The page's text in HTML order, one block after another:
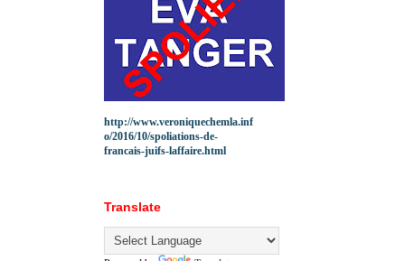
http://www.veroniquechemla.inf
o/2016/10/spoliations-de-
francais-juifs-laffaire.html
Translate